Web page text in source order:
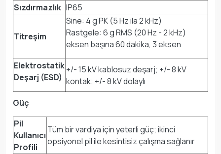
Sızdırmazlık IP65
Titreşim
Sine: 4 g PK (5 Hz ila 2 kHz)
Rastgele: 6 g RMS (20 Hz - 2 kHz)
eksen başına 60 dakika, 3 eksen
Elektrostatik
Deşarj (ESD)
+/- 15 kV kablosuz deşarj; +/- 8 kV
kontak; +/- 8 kV dolaylı
Güç
Pil
Kullanıcı
Profili
Tüm bir vardiya için yeterli güç; ikinci
opsiyonel pil ile kesintisiz çalışma sağlanır